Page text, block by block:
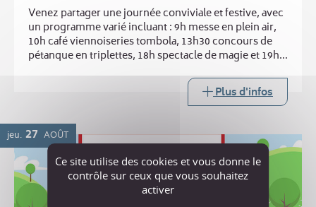
Venez partager une journée conviviale et festive, avec
un programme varié incluant : 9h messe en plein air,
10h café viennoiseries tombola, 13h30 concours de
pétanque en triplettes, 18h spectacle de magie et 19h
Plus d'infos
jeu. 27 AOÛT
Ce site utilise des cookies et vous donne le
contrôle sur ceux que vous souhaitez
activer